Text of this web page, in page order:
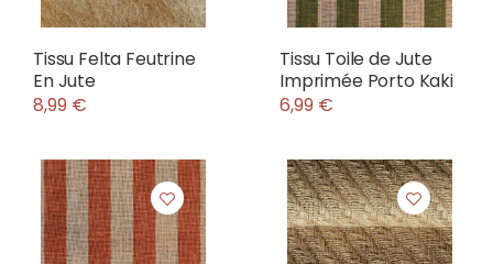
Tissu Felta Feutrine
En Jute
8,99 €
Tissu Toile de Jute
Imprimée Porto Kaki
6,99 €